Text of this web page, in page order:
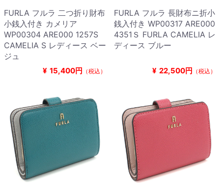
FURLA フルラ 二つ折り財布
小銭入付き カメリア
WP00304 ARE000 1257S
CAMELIA S レディース ベー
ジュ
¥ 15,400円 （税込）
FURLA フルラ 長財布ニ折小
銭入付き WP00317 ARE000
4351Ｓ FURLA CAMELIA レ
ディース ブルー
¥ 22,500円 （税込）